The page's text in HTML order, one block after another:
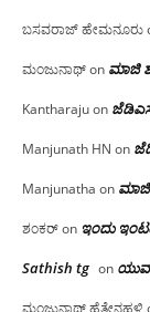
ಬಸವರಾಜ್ ಹೇಮನೂರು
ಮಂಜುನಾಥ್on ಮಾಜಿ
Kantharajuon ಜೆಡಿಎಸ್
Manjunath HN on
Manjunatha on ಮಾಜಿ
ಶಂಕರ್on ಇಂದು
Sathish tg on
ಮಂಜುನಾಥ್ ಹೆತ್ತೇನಹಳ್ಳಿ